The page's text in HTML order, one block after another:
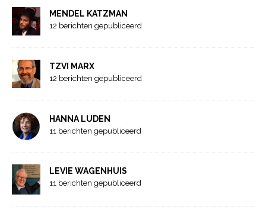
MENDEL KATZMAN
12 berichten gepubliceerd
TZVI MARX
12 berichten gepubliceerd
HANNA LUDEN
11 berichten gepubliceerd
LEVIE WAGENHUIS
11 berichten gepubliceerd